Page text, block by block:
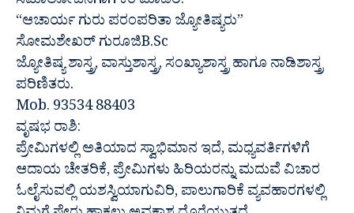
“ಆಚಾರ್ಯ ಗುರು ಪರಂಪರಿತಾ ಜ್ಯೋತಿಷ್ಯರು”
ಸೋಮಶೇಖರ್ ಗುರೂಜಿB.Sc
ಜ್ಯೋತಿಷ್ಯ ಶಾಸ್ತ್ರ, ವಾಸ್ತುಶಾಸ್ತ್ರ, ಸಂಖ್ಯಾಶಾಸ್ತ್ರ ಹಾಗೂ ನಾಡಿಶಾಸ್ತ್ರ
ಪರಿಣಿತರು.
Mob. 93534 88403
ವೃಷಭ ರಾಶಿ:
ಪ್ರೇಮಿಗಳಲ್ಲಿ ಅತಿಯಾದ ಸ್ವಾಭಿಮಾನ ಇದೆ, ಮಧ್ಯವರ್ತಿಗಳಿಗೆ
ಆದಾಯ ಚೇತರಿಕೆ, ಪ್ರೇಮಿಗಳು ಹಿರಿಯರನ್ನು ಮದುವೆ ವಿಚಾರ
ಓಲೈಸುವಲ್ಲಿ ಯಶಸ್ವಿಯಾಗುವಿರಿ, ಪಾಲುಗಾರಿಕೆ ವ್ಯವಹಾರಗಳಲ್ಲಿ